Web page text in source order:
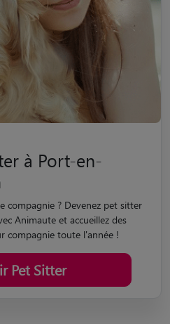
à Port-en-
compagnie ? Devenez pet sitter
compagnie toute l'année !